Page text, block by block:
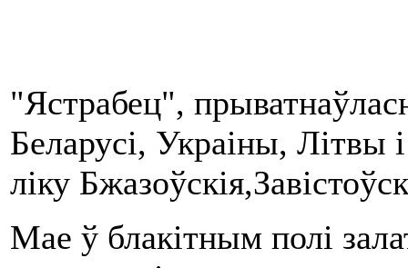
"Ястрабец",
Беларусі, Украіны,
ліку
Мае ў блакітным полі